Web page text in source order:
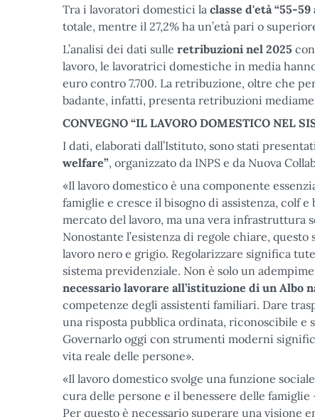
Tra i lavoratori domestici la classe d'età “55-59
totale, mentre il 27,2% ha un’età pari o
L’analisi dei dati sulle retribuzioni nel 2025
lavoro, le lavoratrici domestiche in media
euro contro 7.700. La retribuzione, oltre che
badante, infatti, presenta retribuzioni
CONVEGNO “IL LAVORO DOMESTICO NEL
I dati, elaborati dall’Istituto, sono stati
welfare”, organizzato da INPS e da Nuova
«Il lavoro domestico è una componente
famiglie e cresce il bisogno di assistenza, colf
mercato del lavoro, ma una vera infrastruttura
Nonostante l’esistenza di regole chiare,
lavoro nero e grigio. Regolarizzare significa
sistema previdenziale. Non è solo un
necessario lavorare all’istituzione di un Albo
competenze degli assistenti familiari. Dare
una risposta pubblica ordinata, riconoscibile e
Governarlo oggi con strumenti moderni
vita reale delle persone».
«Il lavoro domestico svolge una funzione
cura delle persone e il benessere delle
Per questo è necessario superare una visione